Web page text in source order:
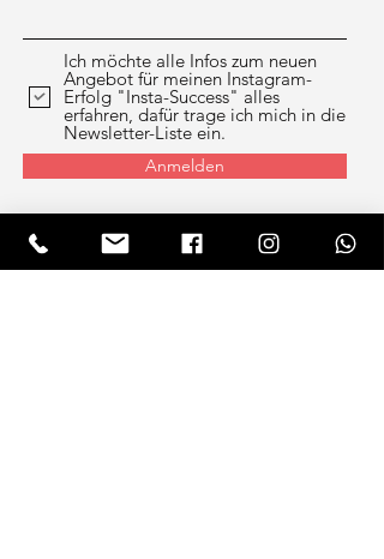
Ich möchte alle Infos zum neuen
Angebot für meinen Instagram-
Erfolg "Insta-Success" alles
erfahren, dafür trage ich mich in die
Newsletter-Liste ein.
Anmelden